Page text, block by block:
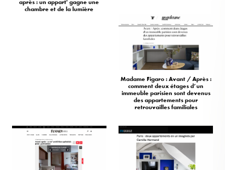
après : un appart' gagne une
chambre et de la lumière
Madame Figaro : Avant / Après :
comment deux étages d’un
immeuble parisien sont devenus
des appartements pour
retrouvailles familiales